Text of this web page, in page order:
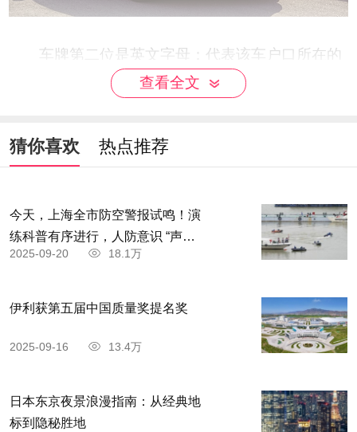
车牌第二位是英文字母：代表该车户口所在的
地级行政区，为各（地级市、地区、自治州、盟）
分划排名：（字母“A”为省会、首府或直辖市中心城
区的代码，其后字母排名不分先后）。
查看全文
猜你喜欢 热点推荐
今天，上海全市防空警报试鸣！演
练科普有序进行，人防意识 “声入
人心”
2025-09-20 18.1万
伊利获第五届中国质量奖提名奖
2025-09-16 13.4万
日本东京夜景浪漫指南：从经典地
标到隐秘胜地